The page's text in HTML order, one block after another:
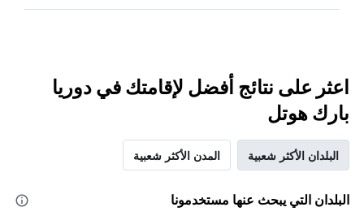
اعثر على نتائج أفضل لإقامتك في دوريا
بارك هوتل
البلدان الأكثر شعبية المدن الأكثر شعبية
البلدان التي يبحث عنها مستخدمونا